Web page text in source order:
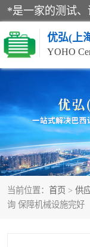
优弘(上
YOHO
当前位置： 首页 > 供
询 保障机械设施完好
RECYCLASS认证
NR12认证
ART认证
巴西认证